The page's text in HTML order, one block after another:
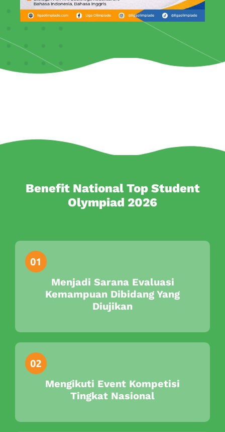
Benefit National Top Student
Olympiad 2026
Menjadi Sarana Evaluasi
Kemampuan Dibidang Yang
Diujikan
Mengikuti Event Kompetisi
Tingkat Nasional